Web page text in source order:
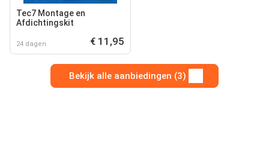
Tec7 Montage en
Afdichtingskit
24 dagen € 11,95
Bekijk alle aanbiedingen (3)